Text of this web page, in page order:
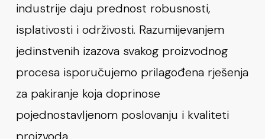
industrije daju prednost robusnosti,
isplativosti i održivosti. Razumijevanjem
jedinstvenih izazova svakog proizvodnog
procesa isporučujemo prilagođena rješenja
za pakiranje koja doprinose
pojednostavljenom poslovanju i kvaliteti